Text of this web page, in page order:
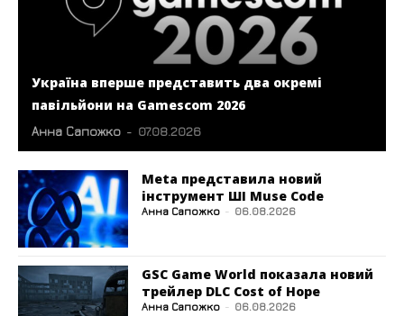
Україна вперше представить два окремі
павільйони на Gamescom 2026
Анна Сапожко - 07.08.2026
Meta представила новий
інструмент ШІ Muse Code
Анна Сапожко - 06.08.2026
GSC Game World показала новий
трейлер DLC Cost of Hope
Анна Сапожко - 06.08.2026